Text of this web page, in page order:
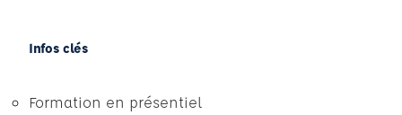
Infos clés
Formation en présentiel